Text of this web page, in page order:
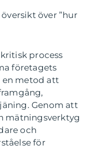
över ”hur
process
företagets
en metod att
Genom att
mätningsverktyg
och
för